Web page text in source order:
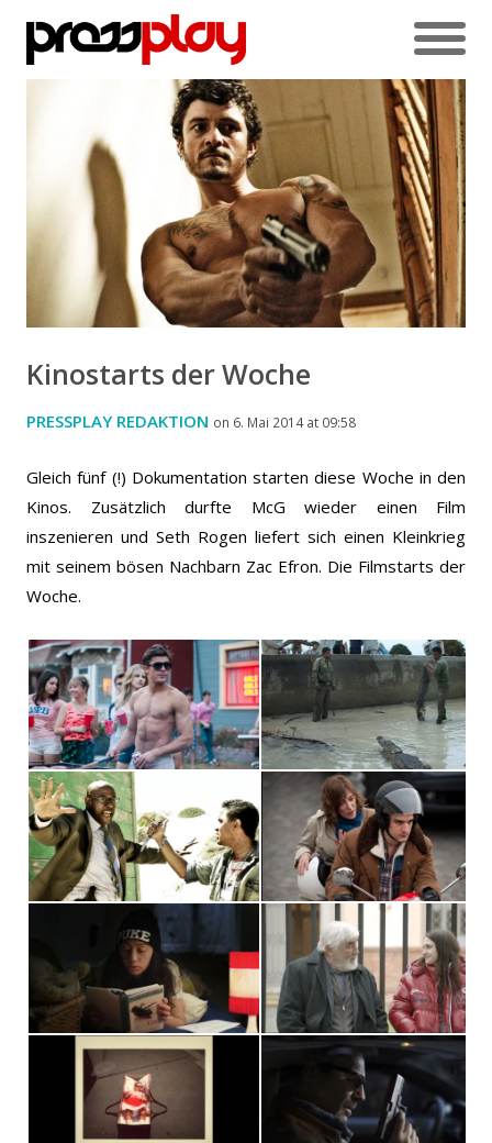
Kinostarts der Woche
PRESSPLAY REDAKTION on 6. Mai 2014 at 09:58
Gleich fünf (!) Dokumentation starten diese Woche in den
Kinos. Zusätzlich durfte McG wieder einen Film
inszenieren und Seth Rogen liefert sich einen Kleinkrieg
mit seinem bösen Nachbarn Zac Efron. Die Filmstarts der
Woche.